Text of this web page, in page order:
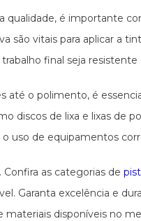
qualidade, é importante
vitais para aplicar a
final seja resistente
o polimento, é
discos de lixa e lixas de
o uso de equipamentos
as categorias de
Garanta excelência e
materiais disponíveis no